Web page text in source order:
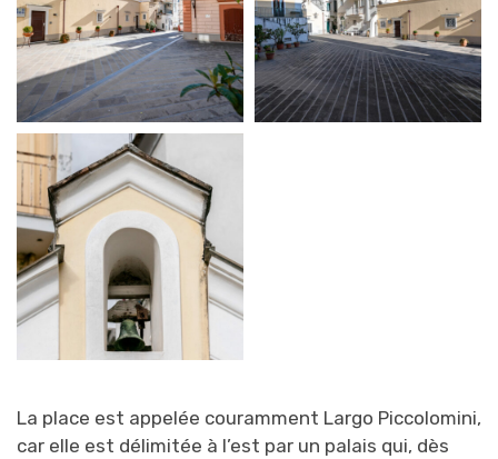
La place est appelée couramment Largo Piccolomini,
car elle est délimitée à l’est par un palais qui, dès